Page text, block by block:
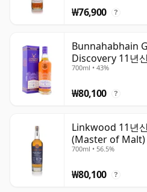
₩76,900 ?
Bunnahabhain
Discovery 11년
700ml • 43%
₩80,100 ?
Linkwood 11년
(Master of Malt)
700ml • 56.5%
₩80,100 ?